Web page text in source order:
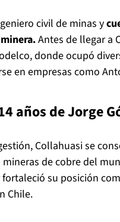
civil de minas y
Antes de llegar a
donde ocupó
en empresas como
años de Jorge
Collahuasi se
de cobre del
fortaleció su posición
Chile.